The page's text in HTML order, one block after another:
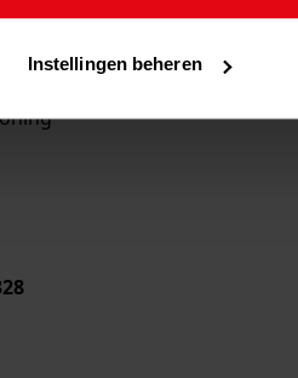
Instellingen beheren